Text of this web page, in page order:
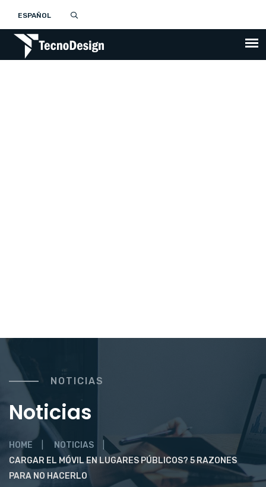
ESPAÑOL
NOTICIAS
Noticias
HOME
NOTICIAS
CARGAR EL MÓVIL EN LUGARES PÚBLICOS? 5 RAZONES
PARA NO HACERLO